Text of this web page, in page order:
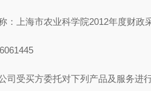
上海市农业科学院2012年度财政采
受买方委托对下列产品及服务进行